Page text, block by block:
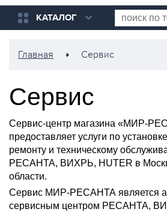
КАТАЛОГ
Главная Сервис
Сервис
Сервис-центр магазина «МИР-
предоставляет услуги по
ремонту и техническому
РЕСАНТА, ВИХРЬ, HUTER в
области.
Сервис МИР-РЕСАНТА является
сервисным центром РЕСАНТА,